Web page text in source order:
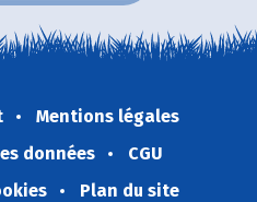
Mentions légales
données
CGU
Plan du site